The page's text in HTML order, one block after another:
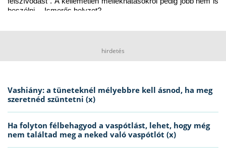
beszélni… Ismerős helyzet?
hirdetés
Vashiány: a tüneteknél mélyebbre kell ásnod, ha meg
szeretnéd szüntetni (x)
Ha folyton félbehagyod a vaspótlást, lehet, hogy még
nem találtad meg a neked való vaspótlót (x)